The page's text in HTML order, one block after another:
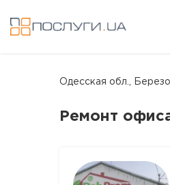
Одесская обл.,
Ремонт